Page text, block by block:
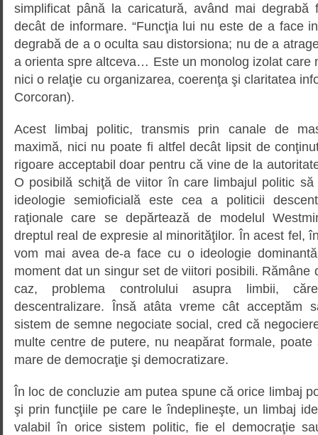
simplificat până la caricatură, având mai degrabă
decât de informare. “Funcţia lui nu este de a face
degrabă de a o oculta sau distorsiona; nu de a
a orienta spre altceva… Este un monolog izolat care
nici o relaţie cu organizarea, coerenţa şi claritatea
Corcoran).
Acest limbaj politic, transmis prin canale de
maximă, nici nu poate fi altfel decât lipsit de
rigoare acceptabil doar pentru că vine de la
O posibilă schiţă de viitor în care limbajul politic
ideologie semioficială este cea a politicii
raţionale care se depărtează de modelul
dreptul real de expresie al minorităţilor. În acest fel,
vom mai avea de-a face cu o ideologie
moment dat un singur set de viitori posibili. Rămâne
caz, problema controlului asupra limbii,
descentralizare. Însă atâta vreme cât acceptăm
sistem de semne negociate social, cred că
multe centre de putere, nu neapărat formale,
mare de democraţie şi democratizare.
În loc de concluzie am putea spune că orice limbaj
şi prin funcţiile pe care le îndeplineşte, un limbaj
valabil în orice sistem politic, fie el democraţie